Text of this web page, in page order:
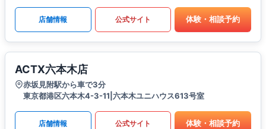
店舗情報 公式サイト 体験・相談予約
ACTX六本木店
赤坂見附駅から車で3分
東京都港区六本木4-3-11|六本木ユニハウス613号室
店舗情報 公式サイト 体験・相談予約